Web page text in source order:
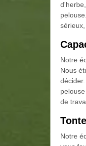
Notre
Nous
de
Notre